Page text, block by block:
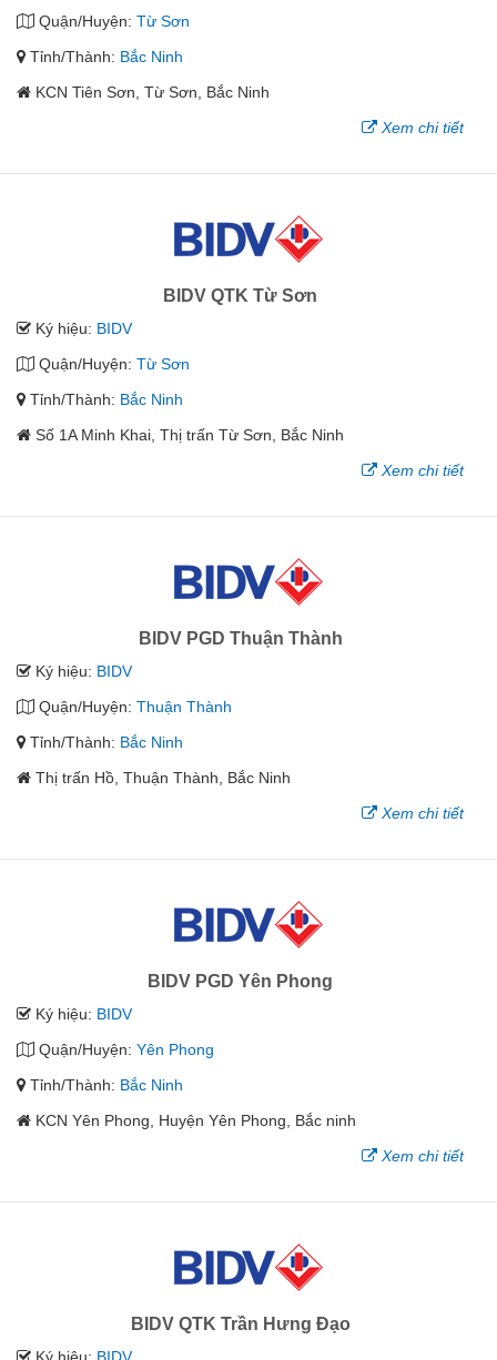
Quận/Huyện: Từ Sơn
Tỉnh/Thành: Bắc Ninh
KCN Tiên Sơn, Từ Sơn, Bắc Ninh
Xem chi tiết
BIDV QTK Từ Sơn
Ký hiệu: BIDV
Quận/Huyện: Từ Sơn
Tỉnh/Thành: Bắc Ninh
Số 1A Minh Khai, Thị trấn Từ Sơn, Bắc Ninh
Xem chi tiết
BIDV PGD Thuận Thành
Ký hiệu: BIDV
Quận/Huyện: Thuận Thành
Tỉnh/Thành: Bắc Ninh
Thị trấn Hồ, Thuận Thành, Bắc Ninh
Xem chi tiết
BIDV PGD Yên Phong
Ký hiệu: BIDV
Quận/Huyện: Yên Phong
Tỉnh/Thành: Bắc Ninh
KCN Yên Phong, Huyện Yên Phong, Bắc ninh
Xem chi tiết
BIDV QTK Trần Hưng Đạo